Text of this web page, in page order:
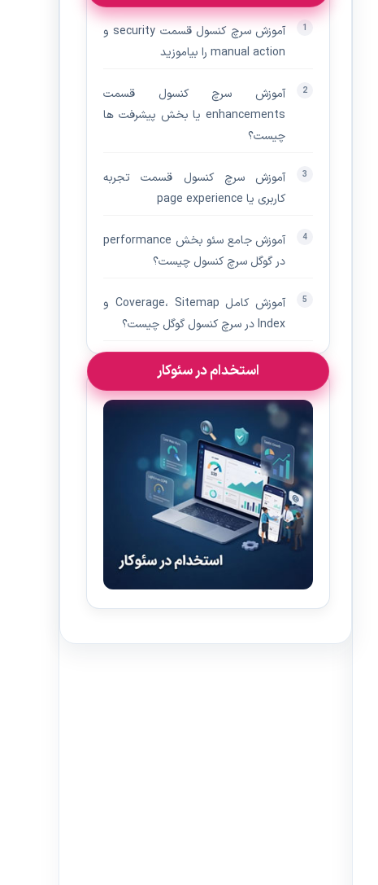
آموزش سرچ کنسول قسمت security و
manual action را بیاموزید
آموزش سرچ کنسول قسمت
enhancements یا بخش پیشرفت ها
چیست؟
آموزش سرچ کنسول قسمت تجربه
کاربری یا page experience
آموزش جامع سئو بخش performance
در گوگل سرچ کنسول چیست؟
آموزش کامل Coverage، Sitemap و
Index در سرچ کنسول گوگل چیست؟
استخدام در سئوکار